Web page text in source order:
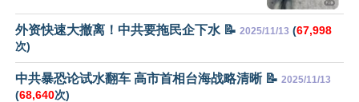
外资快速大撤离！中共要拖民企下水 📝 2025/11/13 (67,998
次)
中共暴恐论试水翻车 高市首相台海战略清晰 📝 2025/11/13
(68,640次)